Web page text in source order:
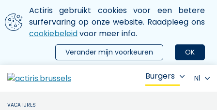
Aller au contenu principal
We gebruiken cookies
Actiris gebruikt cookies voor een betere
surfervaring op onze website. Raadpleeg ons
cookiebeleidvoor meer info.
OK
Verander mijn voorkeuren
le menu
Burgers Nl
VACATURES